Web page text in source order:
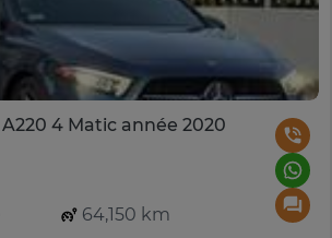
4 Matic année 2020
64,150 km